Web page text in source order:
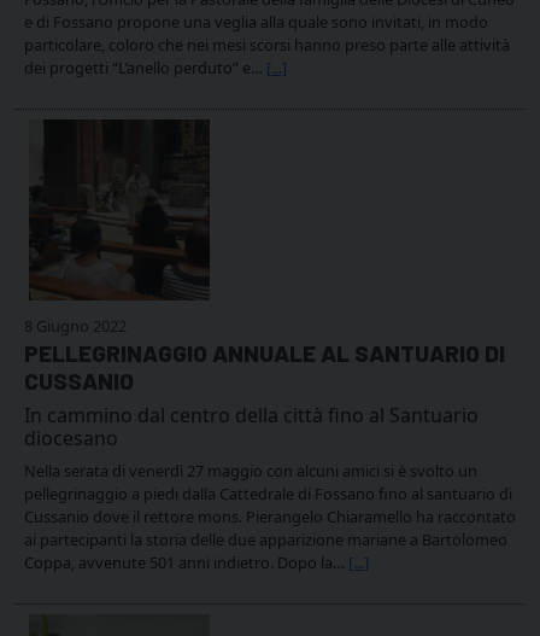
e di Fossano propone una veglia alla quale sono invitati, in modo
particolare, coloro che nei mesi scorsi hanno preso parte alle attività
dei progetti “L’anello perduto” e… [...]
8 Giugno 2022
PELLEGRINAGGIO ANNUALE AL SANTUARIO DI
CUSSANIO
In cammino dal centro della città fino al Santuario
diocesano
Nella serata di venerdì 27 maggio con alcuni amici si è svolto un
pellegrinaggio a piedi dalla Cattedrale di Fossano fino al santuario di
Cussanio dove il rettore mons. Pierangelo Chiaramello ha raccontato
ai partecipanti la storia delle due apparizione mariane a Bartolomeo
Coppa, avvenute 501 anni indietro. Dopo la… [...]